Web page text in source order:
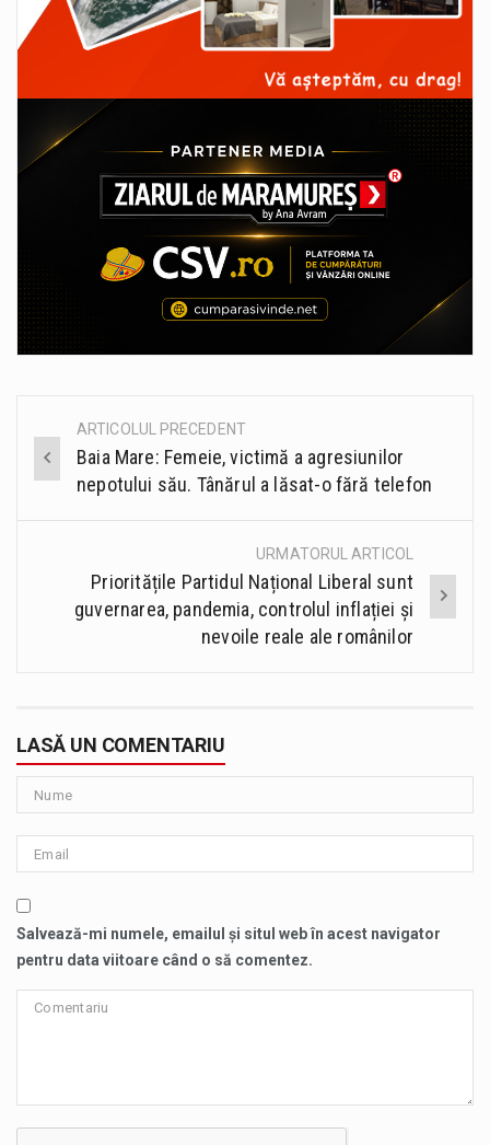
Post
navigation
ARTICOLUL PRECEDENT
Baia Mare: Femeie, victimă a agresiunilor
nepotului său. Tânărul a lăsat-o fără telefon
URMATORUL ARTICOL
Prioritățile Partidul Național Liberal sunt
guvernarea, pandemia, controlul inflației și
nevoile reale ale românilor
LASĂ UN COMENTARIU
Salvează-mi numele, emailul și situl web în acest navigator
pentru data viitoare când o să comentez.